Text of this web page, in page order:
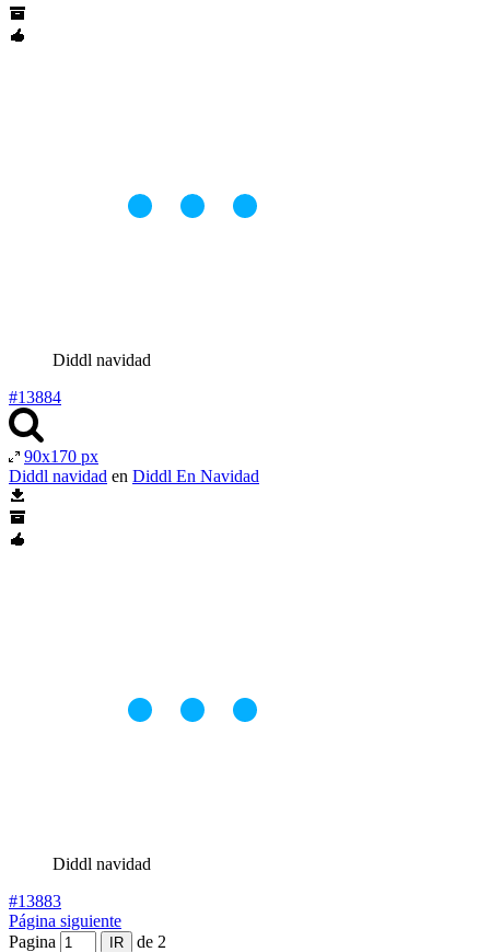
Diddl navidad
#13884
90x170 px
Diddl navidad en Diddl En Navidad
Diddl navidad
#13883
Página siguiente
Pagina
de 2